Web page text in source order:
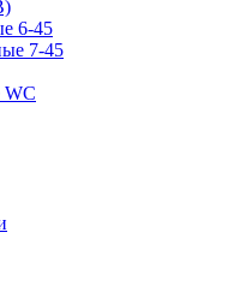
6-45
7-45
WC